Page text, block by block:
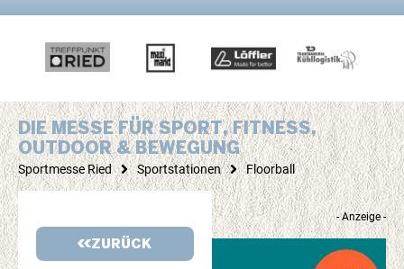
DIE MESSE FÜR SPORT, FITNESS,
OUTDOOR & BEWEGUNG
Sportmesse Ried Sportstationen Floorball
ZURÜCK
- Anzeige -